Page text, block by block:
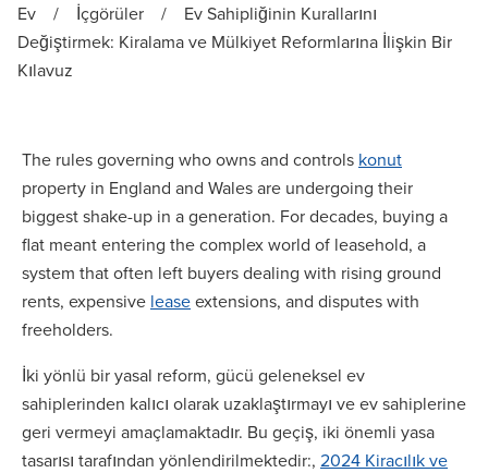
Ev / İçgörüler /
Ev Sahipliğinin Kurallarını
Değiştirmek: Kiralama ve Mülkiyet Reformlarına İlişkin Bir
Kılavuz
The rules governing who owns and controls konut
property in England and Wales are undergoing their
biggest shake-up in a generation. For decades, buying a
flat meant entering the complex world of leasehold, a
system that often left buyers dealing with rising ground
rents, expensive leaseextensions, and disputes with
freeholders.
İki yönlü bir yasal reform, gücü geleneksel ev
sahiplerinden kalıcı olarak uzaklaştırmayı ve ev sahiplerine
geri vermeyi amaçlamaktadır. Bu geçiş, iki önemli yasa
tasarısı tarafından yönlendirilmektedir:, 2024 Kiracılık ve